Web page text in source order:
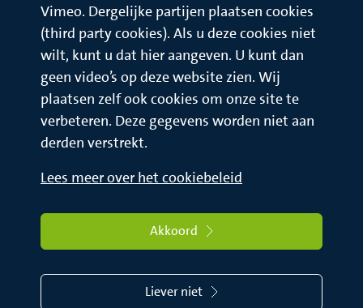
Vimeo. Dergelijke partijen plaatsen cookies
(third party cookies). Als u deze cookies niet
wilt, kunt u dat hier aangeven. U kunt dan
geen video’s op deze website zien. Wij
plaatsen zelf ook cookies om onze site te
verbeteren. Deze gegevens worden niet aan
derden verstrekt.
Lees meer over het cookiebeleid
Akkoord
Liever niet